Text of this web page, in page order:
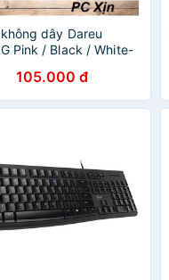
dây Dareu
Pink / Black / White-
105.000 đ